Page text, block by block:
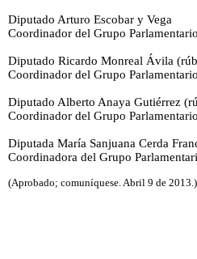
Diputado Arturo Escobar y Vega
Coordinador del Grupo
Diputado Ricardo Monreal Ávila
Coordinador del Grupo
Diputado Alberto Anaya Gutiérrez
Coordinador del Grupo
Diputada María Sanjuana Cerda
Coordinadora del Grupo
(Aprobado; comuníquese. Abril 9 de 2013.)